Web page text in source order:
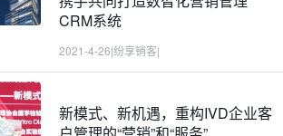
CRM系统
2021-4-26|纷享销客|
新模式、新机遇，重构IVD企业客